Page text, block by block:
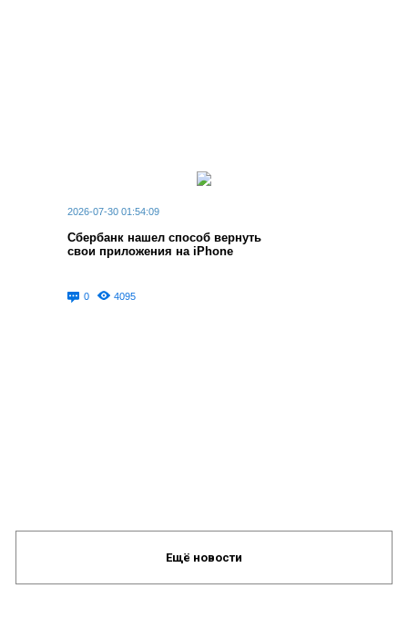
2026-07-30 01:54:09
Сбербанк нашел способ вернуть
свои приложения на iPhone
0 4095
Ещё новости